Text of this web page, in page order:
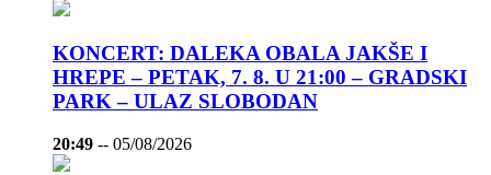
KONCERT: DALEKA OBALA JAKŠE I
HREPE – PETAK, 7. 8. U 21:00 – GRADSKI
PARK – ULAZ SLOBODAN
20:49 -- 05/08/2026